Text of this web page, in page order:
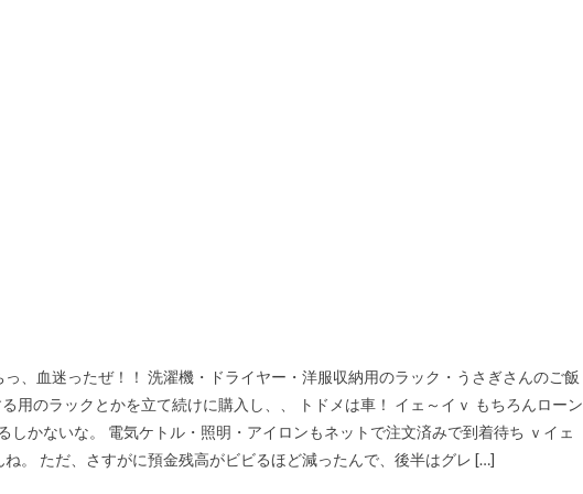
、血迷ったぜ！！ 洗濯機・ドライヤー・洋服収納用のラック・うさぎさんのご飯
用のラックとかを立て続けに購入し、、 トドメは車！ イェ～イｖ もちろんローン
しかないな。 電気ケトル・照明・アイロンもネットで注文済みで到着待ち ｖイェ
ね。 ただ、さすがに預金残高がビビるほど減ったんで、後半はグレ […]